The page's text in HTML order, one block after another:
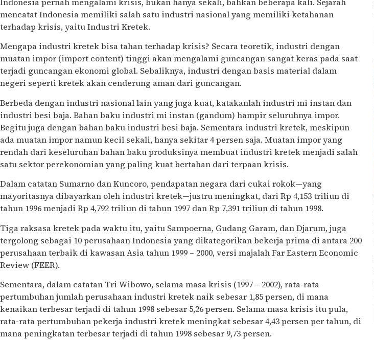
mencatat Indonesia memiliki salah satu industri nasional yang memiliki ketahanan
terhadap krisis, yaitu Industri Kretek.
Mengapa industri kretek bisa tahan terhadap krisis? Secara teoretik, industri dengan
muatan impor (import content) tinggi akan mengalami guncangan sangat keras pada saat
terjadi guncangan ekonomi global. Sebaliknya, industri dengan basis material dalam
negeri seperti kretek akan cenderung aman dari guncangan.
Berbeda dengan industri nasional lain yang juga kuat, katakanlah industri mi instan dan
industri besi baja. Bahan baku industri mi instan (gandum) hampir seluruhnya impor.
Begitu juga dengan bahan baku industri besi baja. Sementara industri kretek, meskipun
ada muatan impor namun kecil sekali, hanya sekitar 4 persen saja. Muatan impor yang
rendah dari keseluruhan bahan baku produksinya membuat industri kretek menjadi salah
satu sektor perekonomian yang paling kuat bertahan dari terpaan krisis.
Dalam catatan Sumarno dan Kuncoro, pendapatan negara dari cukai rokok—yang
mayoritasnya dibayarkan oleh industri kretek—justru meningkat, dari Rp 4,153 triliun di
tahun 1996 menjadi Rp 4,792 triliun di tahun 1997 dan Rp 7,391 triliun di tahun 1998.
Tiga raksasa kretek pada waktu itu, yaitu Sampoerna, Gudang Garam, dan Djarum, juga
tergolong sebagai 10 perusahaan Indonesia yang dikategorikan bekerja prima di antara 200
perusahaan terbaik di kawasan Asia tahun 1999 – 2000, versi majalah Far Eastern Economic
Review (FEER).
Sementara, dalam catatan Tri Wibowo, selama masa krisis (1997 – 2002), rata-rata
pertumbuhan jumlah perusahaan industri kretek naik sebesar 1,85 persen, di mana
kenaikan terbesar terjadi di tahun 1998 sebesar 5,26 persen. Selama masa krisis itu pula,
rata-rata pertumbuhan pekerja industri kretek meningkat sebesar 4,43 persen per tahun, di
mana peningkatan terbesar terjadi di tahun 1998 sebesar 9,73 persen.